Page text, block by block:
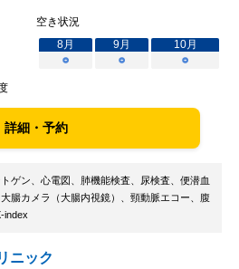
空き状況
8月 9月 10月
○
○ ○
詳細・予約
ゲン、心電図、肺機能検査、尿検査、便潜血
腸カメラ（大腸内視鏡）、頸動脈エコー、腹
index
ニック